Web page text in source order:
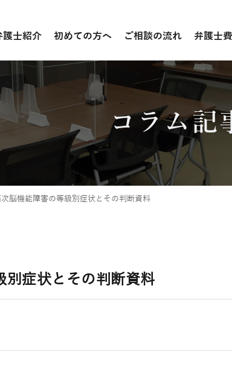
護士紹介 初めての方へ ご相談の流れ 弁護士
コラム記
次脳機能障害の等級別症状とその判断資料
別症状とその判断資料